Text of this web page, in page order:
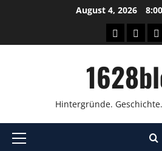
August 4, 2026
WissenÜber
Hintergründe.
Primäres